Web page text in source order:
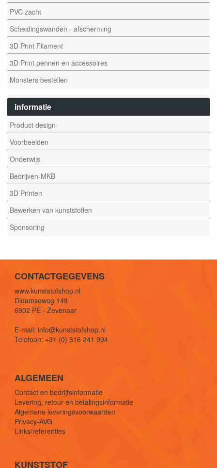
PVC zacht
Scheidingswanden - afscherming
3D Print Filament
3D Print pennen en accessoires
Monsters bestellen
informatie
Product design
Voorbeelden
Onderwijs
Bedrijven-MKB
3D Printen
Bewerken van kunststoffen
Sponsoring
CONTACTGEGEVENS
www.kunststofshop.nl
Didamseweg 148
6902 PE - Zevenaar
E-mail: info@kunststofshop.nl
Telefoon: +31 (0) 316 241 994
ALGEMEEN
Contact en bedrijfsinformatie
Levering, retour en betalingsinformatie
Algemene leveringsvoorwaarden
Privacy-AVG
Links/referenties
KUNSTSTOF